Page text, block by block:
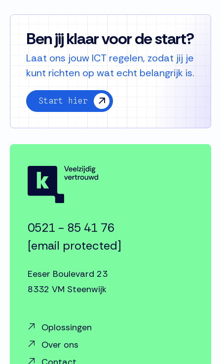
Ben jij klaar voor de start?
Laat ons jouw ICT regelen, zodat jij je
kunt richten op wat echt belangrijk is.
Start hier
0521 - 85 41 76
[email protected]
Eeser Boulevard 23
8332 VM Steenwijk
Oplossingen
Over ons